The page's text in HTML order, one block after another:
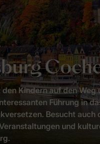
Kindern auf den Weg
Führung in
Besucht auch
und